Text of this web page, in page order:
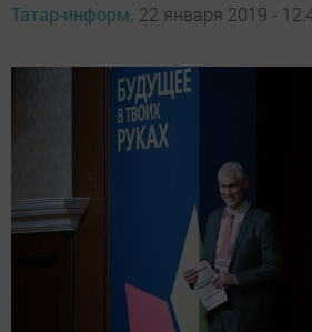
Татар-информ, 22 января 2019 -